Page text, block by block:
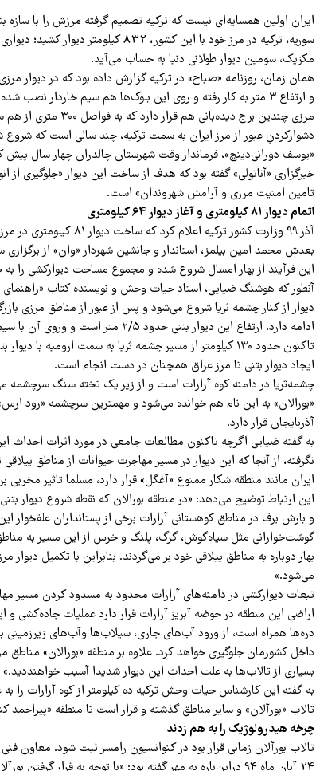
ایران اولین همسایه‌ای نیست که ترکیه تصمیم گرفته مرزش را با
سوریه، ترکیه در مرز خود با این کشور،
مکزیک، سومین دیوار طولانی دنیا به حساب می‌آید.
و ارتفاع ۳ متر به کار رفته و روی این بلوک‌ها هم سیم
مرزی چندین برج دیده‌بانی هم قرار دارد که به فواصل ۳۰۰ متری از هم ساخته شده‌اند.
دشوارکردنِ عبور از مرز ایران به سمت ترکیه، چند سالی است که
«یوسف دورانی‌دینچ»، فرماندار وقت شهرستان چالدران چهار سال پیش
خبرگزاری «آناتولی» گفته بود که هدف از ساخت این دیوار «جلوگیری از
تامین امنیت مرزی و آرامش شهروندان» است.
اتمام دیوار 81 کیلومتری و آغاز دیوار 64 کیلومتری
آذر 99 وزارت کشور ترکیه
این فرآیند از بهار امسال شروع شده و مجموع مساحت دیوارکشی را به 130 کیلومتر رسانده است.
آنطور که هوشنگ ضیایی، استاد حیات وحش و نویسنده کتاب «راهنمای
دیوار از کنار چشمه ثریا شروع می‌شود و پس از عبور از مناطق مرزی
تاکنون حدود ۱۳۰ کیلومتر از مسیر چشمه ثریا به سمت
ایجاد دیوار بتنی تا مرز عراق همچنان در دست انجام است.
چشمه‌ثریا در دامنه کوه آرارات است و از زیر یک تخته سنگ سرچشمه
«بورالان» به این نام هم خوانده می‌شود و مهمترین سرچشمه «رود
آذربایجان قرار دارد.
به گفته ضیایی اگرچه تاکنون مطالعات جامعى در مورد اثرات احداث
نگرفته، از آنجا که این دیوار در مسیر مهاجرت حیوانات از مناطق
ایران مانند منطقه شکار ممنوع «آغگل» قرار دارد، مسلما تاثیر
این ارتباط توضیح می‌دهد: «در منطقه بورالان که نقطه شروع دیوار
و بارش برف در مناطق کوهستانی آرارات برخى از پستانداران
گوشت‌خوارانى مثل سیاه‌گوش، گرگ، پلنگ و خرس از این مسیر به
بهار دوباره به مناطق ییلاقی خود بر مى‌گردند. بنابراین با تکمیل
می‌شود.»
تبعات دیوارکشی در دامنه‌‌های آرارات محدود به مسدود کردن مسیر
اراضى این منطقه در حوضه آبریز آرارات قرار دارد عملیات جاده‌کشى و
دره‌ها همراه است، از ورود آب‌هاى جارى، سیلاب‌ها وآب‌هاى
داخل کشورمان جلوگیری خواهد کرد. علاوه بر منطقه «بورالان» مناطق
بسیاری از تالاب‌ها به علت احداث این دیوار شدیدا آسیب خواهند‌دید.»
به گفته این کارشناس حیات وحش ترکیه ده کیلومتر از کوه آرارات را
تالاب «بورآلان» و سایر مناطق گذشته و قرار است تا منطقه «پیراحمد
چرخه هیدرولوژیک را به هم زدند
تالاب بورآلان زمانی قرار بود در کنوانسیون رامسر ثبت شود. معاون